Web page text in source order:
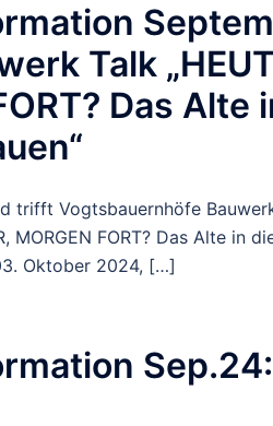
Talk
Das Alte
trifft Vogtsbauernhöfe
MORGEN FORT? Das Alte in
Oktober 2024, […]